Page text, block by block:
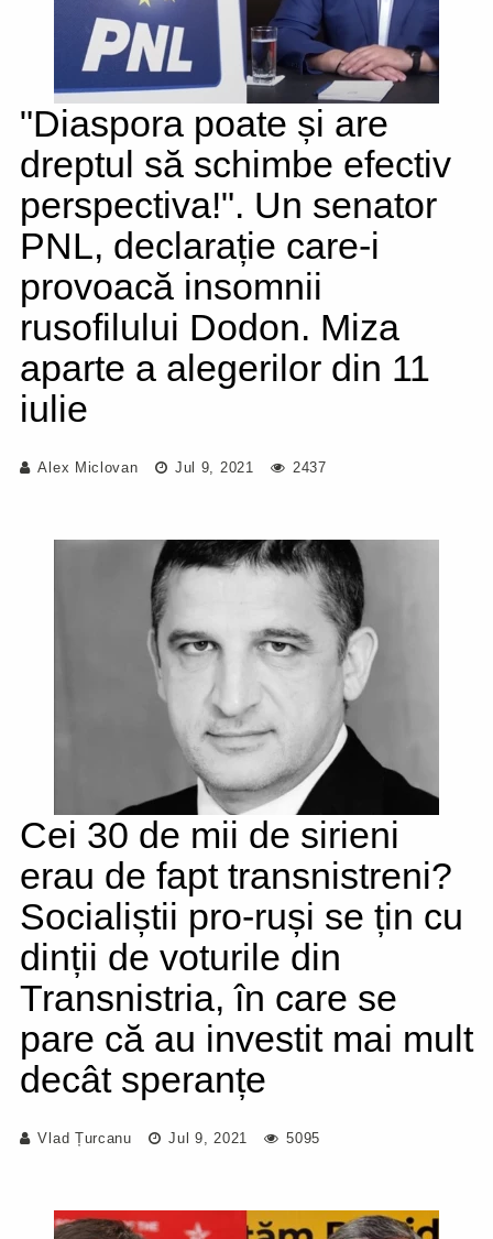
"Diaspora poate și are
dreptul să schimbe efectiv
perspectiva!". Un senator
PNL, declarație care-i
provoacă insomnii
rusofilului Dodon. Miza
aparte a alegerilor din 11
iulie
Alex Miclovan Jul 9, 2021 2437
Cei 30 de mii de sirieni
erau de fapt transnistreni?
Socialiștii pro-ruși se țin cu
dinții de voturile din
Transnistria, în care se
pare că au investit mai mult
decât speranțe
Vlad Țurcanu Jul 9, 2021 5095